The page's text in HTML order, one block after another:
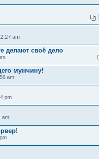
am
делают своё дело
мужчину!
am
pm
am